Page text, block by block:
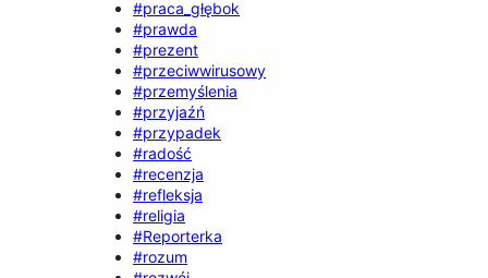
#praca_głębok
#prawda
#prezent
#przeciwwirusowy
#przemyślenia
#przyjaźń
#przypadek
#radość
#recenzja
#refleksja
#religia
#Reporterka
#rozum